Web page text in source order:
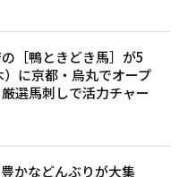
［鴨ときどき馬］が5
に京都・烏丸でオープ
選馬刺しで活力チャー
かなどんぶりが大集